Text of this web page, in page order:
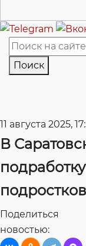
Поиск
11 августа 2025,
В
подростков
Поделиться
новостью: